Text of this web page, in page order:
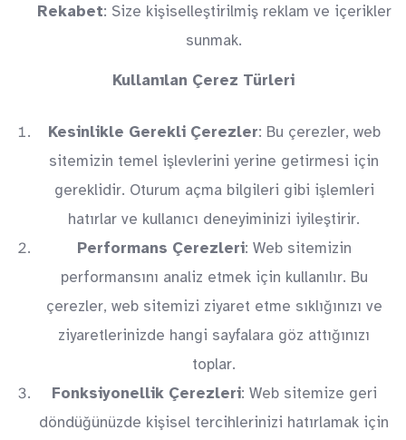
Rekabet: Size kişiselleştirilmiş reklam ve içerikler
sunmak.
Kullanılan Çerez Türleri
Kesinlikle Gerekli Çerezler: Bu çerezler, web
sitemizin temel işlevlerini yerine getirmesi için
gereklidir. Oturum açma bilgileri gibi işlemleri
hatırlar ve kullanıcı deneyiminizi iyileştirir.
Performans Çerezleri: Web sitemizin
performansını analiz etmek için kullanılır. Bu
çerezler, web sitemizi ziyaret etme sıklığınızı ve
ziyaretlerinizde hangi sayfalara göz attığınızı
toplar.
Fonksiyonellik Çerezleri: Web sitemize geri
döndüğünüzde kişisel tercihlerinizi hatırlamak için